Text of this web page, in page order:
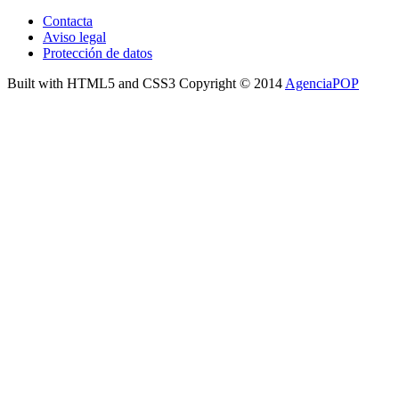
Contacta
Aviso legal
Protección de datos
Built with HTML5 and CSS3 Copyright © 2014AgenciaPOP